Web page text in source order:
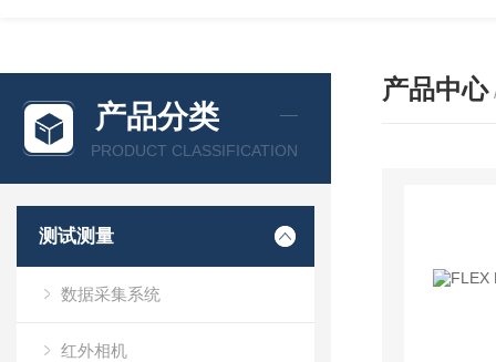
产品分类
PRODUCT CLASSIFICATION
测试测量
数据采集系统
红外相机
产品中心